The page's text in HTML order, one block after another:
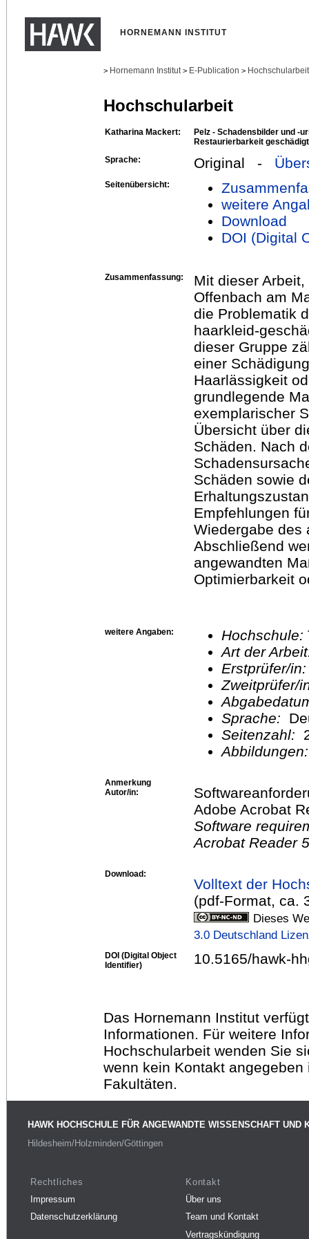
HORNEMANN INSTITUT
> Hornemann Institut > E-Publication >
Hochschularbeit
Katharina Mackert:
Pelz - Schadensbilder und -
Restaurierbarkeit
Sprache:
Original -
Seitenübersicht:
weitere
Download
DOI (Digital
Zusammenfassung:
Mit dieser
Offenbach am
die Problematik
haarkleid-
dieser Gruppe
einer
Haarlässigkeit
grundlegende
exemplarischer
Übersicht über
Schäden. Nach
Schäden sowie
Empfehlungen
Wiedergabe des
Abschließend
angewandten
Optimierbarkeit
weitere Angaben: Hochschule:
Art der
Erstprüfer/
Sprache:
Seitenzahl:
Anmerkung
Autor/in:
Adobe Acrobat
Software
Acrobat Reader
Download:
Volltext der
(pdf-Format, ca.
Dieses
3.0 Deutschland
DOI (Digital Object
Identifier)
10.5165/hawk-
Das Hornemann Institut
Informationen. Für weitere
Hochschularbeit wenden Sie
wenn kein Kontakt
Fakultäten.
HAWK HOCHSCHULE FÜR ANGEWANDTE WISSENSCHAFT UND
Hildesheim/Holzminden/Göttingen
Rechtliches
Impressum
Datenschutzerklärung
Kontakt
Über uns
Team und Kontakt
Vertragskündigung